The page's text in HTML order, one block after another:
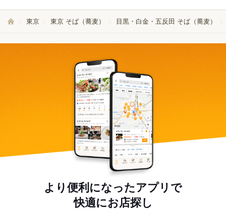
東京 東京 そば（蕎麦） 目黒・白金・五反田 そば（蕎麦）
より便利になったアプリで
快適にお店探し